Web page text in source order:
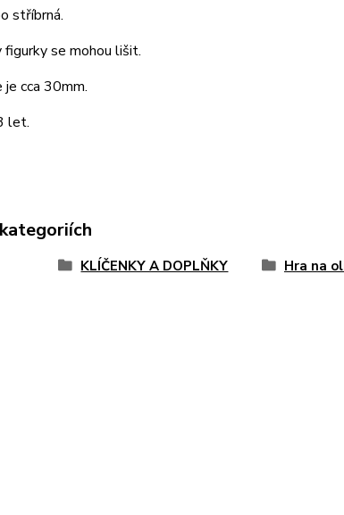
stříbrná.
se mohou lišit.
je cca 30mm.
let.
KLÍČENKY A DOPLŇKY Hra na